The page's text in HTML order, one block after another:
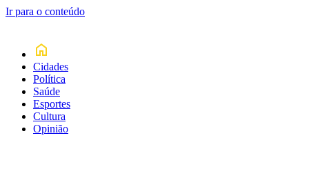
Ir para o conteúdo
Cidades
Política
Saúde
Esportes
Cultura
Opinião